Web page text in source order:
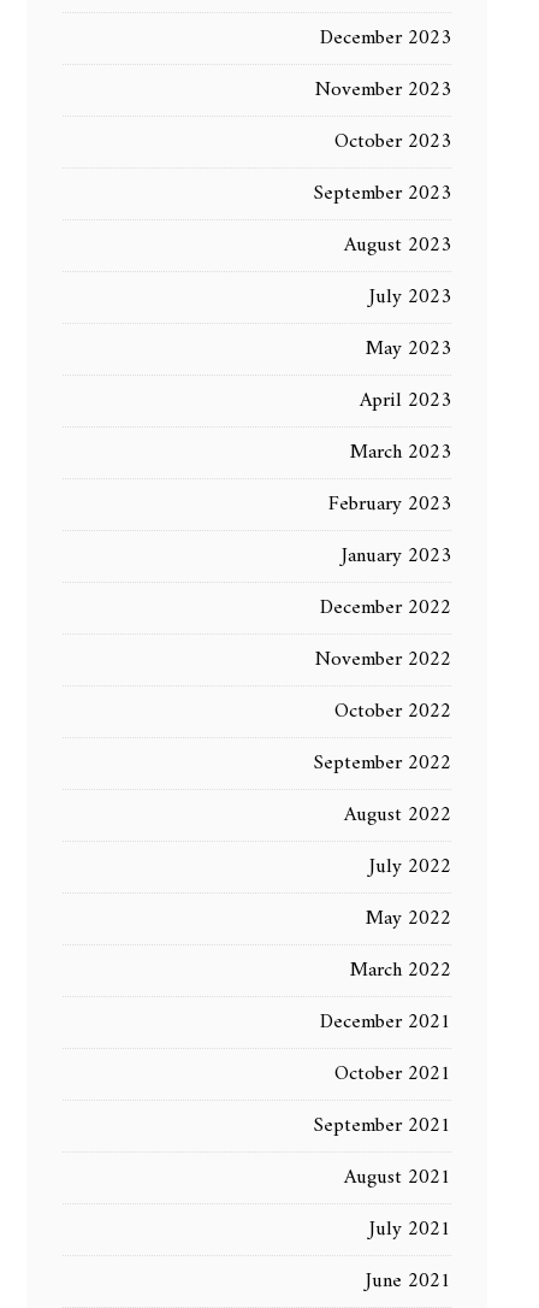
December 2023
November 2023
October 2023
September 2023
August 2023
July 2023
May 2023
April 2023
March 2023
February 2023
January 2023
December 2022
November 2022
October 2022
September 2022
August 2022
July 2022
May 2022
March 2022
December 2021
October 2021
September 2021
August 2021
July 2021
June 2021